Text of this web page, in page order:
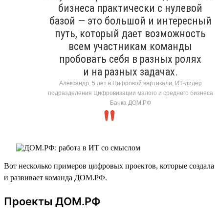
бизнеса практически с нулевой
базой — это большой и интересный
путь, который дает возможность
всем участникам команды
пробовать себя в разных ролях
и на разных задачах.
Александр, 5 лет в Цифровой вертикали, ИТ-лидер
подразделения Цифровизации малого и среднего бизнеса
Банка ДОМ.РФ
Вот несколько примеров цифровых проектов, которые создала
и развивает команда ДОМ.РФ.
Проекты ДОМ.РФ